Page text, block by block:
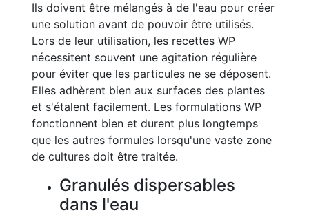
Ils doivent être mélangés à de l'eau pour créer
une solution avant de pouvoir être utilisés.
Lors de leur utilisation, les recettes WP
nécessitent souvent une agitation régulière
pour éviter que les particules ne se déposent.
Elles adhèrent bien aux surfaces des plantes
et s'étalent facilement. Les formulations WP
fonctionnent bien et durent plus longtemps
que les autres formules lorsqu'une vaste zone
de cultures doit être traitée.
Granulés dispersables
dans l'eau